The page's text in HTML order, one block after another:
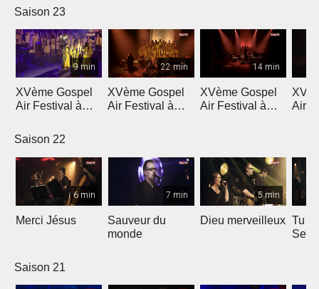
Saison 23
9 min
XVème Gospel
Air Festival à
22 min
XVème Gospel
Air Festival à
14 min
XVème Gospel
Air Festival à
Air
Saison 22
6 min
Merci Jésus
7 min
Sauveur du
monde
5 min
Dieu merveilleux Tu
Saison 21